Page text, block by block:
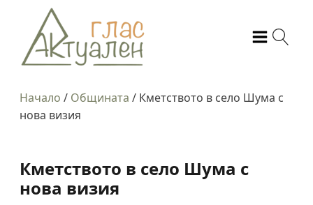
Начало / Общината / Кметството в село Шума с
нова визия
Кметството в село Шума с
нова визия